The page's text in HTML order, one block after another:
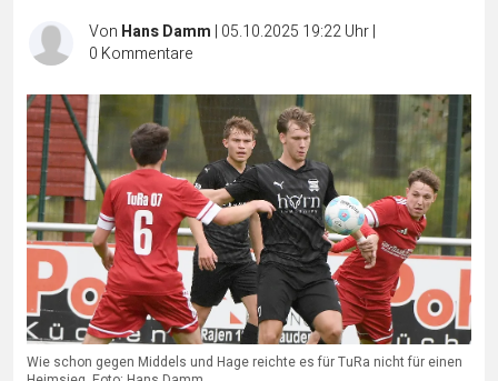
Von Hans Damm | 05.10.2025 19:22 Uhr|
0 Kommentare
Wie schon gegen Middels und Hage reichte es für TuRa nicht für einen